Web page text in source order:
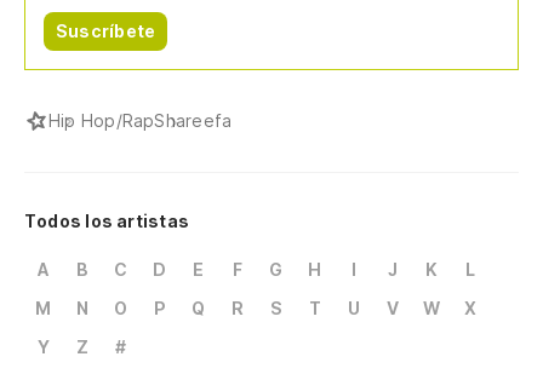
Suscríbete
Hip Hop/RapShareefa
Todos los artistas
A B C D E F G H I J K
L
M
N O P Q R S T U V W
X
Y
Z #